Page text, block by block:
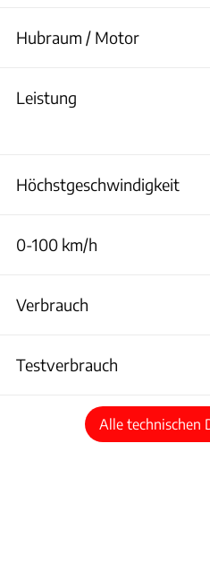
Hubraum / Motor
Leistung
Höchstgeschwindigkeit
0-100 km/h
Verbrauch
Testverbrauch
Alle technischen